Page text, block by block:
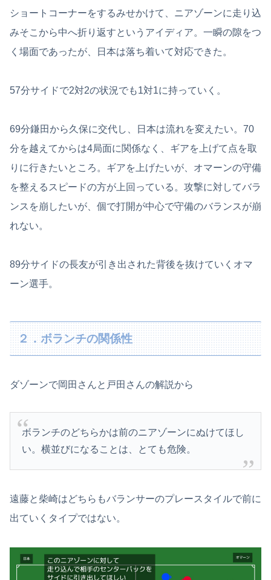
ショートコーナーをするみせかけて、ニアゾーンに走り込
みそこから中へ折り返すというアイディア。一瞬の隙をつ
く場面であったが、日本は落ち着いて対応できた。
57分サイドで2対2の状況でも1対1に持っていく。
69分鎌田から久保に交代し、日本は流れを変えたい。70
分を越えてからは4局面に関係なく、ギアを上げて点を取
りに行きたいところ。ギアを上げたいが、オマーンの守備
を整えるスピードの方が上回っている。攻撃に対してバラ
ンスを崩したいが、個で打開が中心で守備のバランスが崩
れない。
89分サイドの長友が引き出された背後を抜けていくオマ
ーン選手。
２．ボランチの関係性
ダゾーンで岡田さんと戸田さんの解説から
ボランチのどちらかは前のニアゾーンにぬけてほし
い。横並びになることは、とても危険。
遠藤と柴崎はどちらもバランサーのプレースタイルで前に
出ていくタイプではない。